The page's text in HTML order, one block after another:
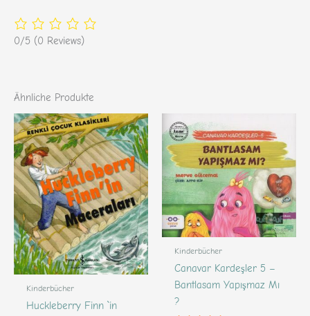
0/5 (0 Reviews)
Ähnliche Produkte
Kinderbücher
Huckleberry Finn `in
Kinderbücher
Canavar Kardeşler 5 –
Bantlasam Yapışmaz Mı
?